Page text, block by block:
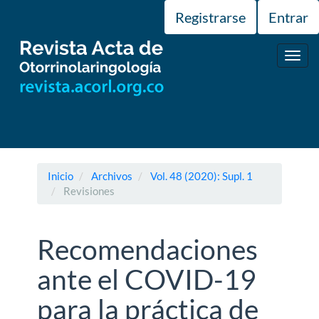
principal
Barra
lateral
Registrarse Entrar
Inicio Archivos
Vol. 48 (2020): Supl. 1
Revisiones
Recomendaciones
ante el COVID-19
para la práctica de